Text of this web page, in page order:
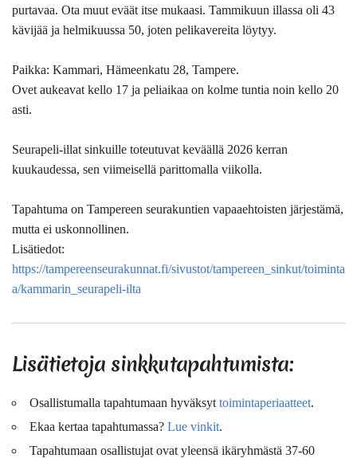
purtavaa. Ota muut eväät itse mukaasi. Tammikuun illassa oli 43
kävijää ja helmikuussa 50, joten pelikavereita löytyy.
Paikka: Kammari, Hämeenkatu 28, Tampere.
Ovet aukeavat kello 17 ja peliaikaa on kolme tuntia noin kello 20
asti.
Seurapeli-illat sinkuille toteutuvat keväällä 2026 kerran
kuukaudessa, sen viimeisellä parittomalla viikolla.
Tapahtuma on Tampereen seurakuntien vapaaehtoisten järjestämä,
mutta ei uskonnollinen.
Lisätiedot:
https://tampereenseurakunnat.fi/sivustot/tampereen_sinkut/toiminta
a/kammarin_seurapeli-ilta
Lisätietoja sinkkutapahtumista:
Osallistumalla tapahtumaan hyväksyt toimintaperiaatteet.
Ekaa kertaa tapahtumassa? Lue vinkit.
Tapahtumaan osallistujat ovat yleensä ikäryhmästä 37-60